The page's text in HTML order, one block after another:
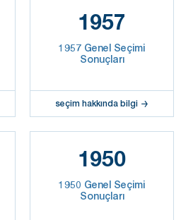
1957
1957 Genel Seçimi
Sonuçları
seçim hakkında bilgi
1950
1950 Genel Seçimi
Sonuçları